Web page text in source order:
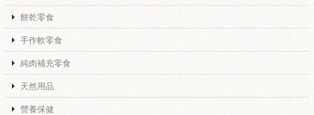
餅乾零食
手作軟零食
純肉補充零食
天然用品
營養保健